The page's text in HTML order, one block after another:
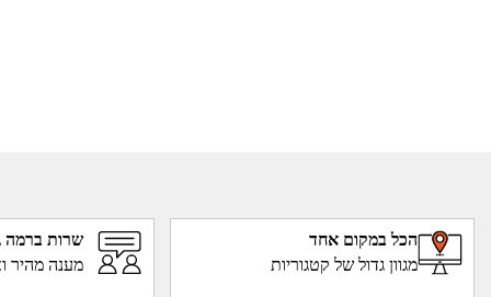
הכל במקום אחד
מגוון גדול של קטגוריות
שרות ברמה
מענה מהיר